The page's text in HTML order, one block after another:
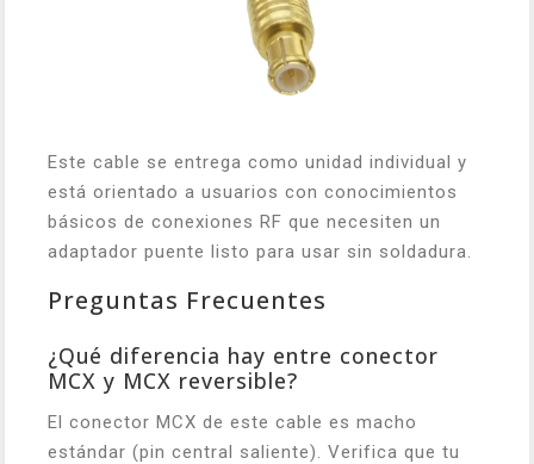
Este cable se entrega como unidad individual y
está orientado a usuarios con conocimientos
básicos de conexiones RF que necesiten un
adaptador puente listo para usar sin soldadura.
Preguntas Frecuentes
¿Qué diferencia hay entre conector
MCX y MCX reversible?
El conector MCX de este cable es macho
estándar (pin central saliente). Verifica que tu